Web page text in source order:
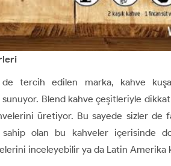
tercih edilen marka, kahve
Blend kahve çeşitleriyle dikkat
üretiyor. Bu sayede sizler de
olan bu kahveler içerisinde
inceleyebilir ya da Latin Amerika